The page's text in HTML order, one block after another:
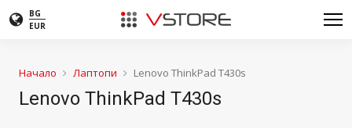
BG
EUR
Начало Лаптопи Lenovo ThinkPad T430s
Lenovo ThinkPad T430s